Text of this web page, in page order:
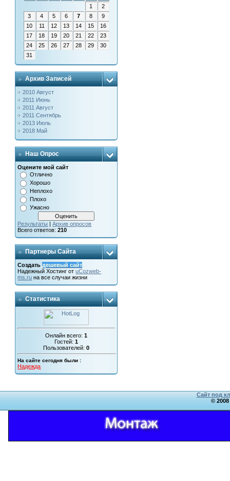
1
2
3
4 5 6 7 8
9
10
11 12 13 14 15
16
17
18 19 20 21 22
23
24
25 26 27 28 29
30
31
Архив Записей
2010 Август
2011 Июнь
2011 Август
2011 Сентябрь
2013 Июль
2018 Май
Наш Опрос
Оцените мой сайт
Отлично
Хорошо
Неплохо
Плохо
Ужасно
Результаты |Архив опросов
Всего ответов:210
Партнеры Сайта
Создать дешевый сайт
НадежныйХостинг отuCozweb-
ms.ru на все случаи жизни
Статистика
Онлайн всего:1
Гостей:1
Пользователей:0
На сайте сегодня были :
Надежда
Сайт под
©